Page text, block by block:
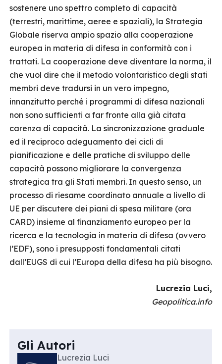
sostenere uno spettro completo di capacità
(terrestri, marittime, aeree e spaziali), la Strategia
Globale riserva ampio spazio alla cooperazione
europea in materia di difesa in conformità con i
trattati. La cooperazione deve diventare la norma, il
che vuol dire che il metodo volontaristico degli stati
membri deve tradursi in un vero impegno,
innanzitutto perché i programmi di difesa nazionali
non sono sufficienti a far fronte alla già citata
carenza di capacità. La sincronizzazione graduale
ed il reciproco adeguamento dei cicli di
pianificazione e delle pratiche di sviluppo delle
capacità possono migliorare la convergenza
strategica tra gli Stati membri. In questo senso, un
processo di riesame coordinato annuale a livello di
UE per discutere dei piani di spesa militare (ora
CARD) insieme al finanziamento europeo per la
ricerca e la tecnologia in materia di difesa (ovvero
l’EDF), sono i presupposti fondamentali citati
dall’EUGS di cui l’Europa della difesa ha più bisogno.
Lucrezia Luci,
Geopolitica.info
Gli Autori
Lucrezia Luci